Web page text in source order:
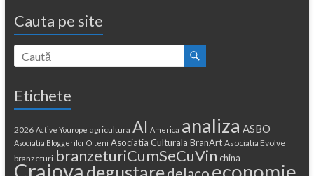
Cauta pe site
Etichete
2026 Active Yourope agricultura AI America analiza ASBO
Asociatia Bloggerilor Olteni Asociatia Culturala BranArt Asociatia Evolve
branzeturi branzeturiCumSeCuVin china
Craiova degustare